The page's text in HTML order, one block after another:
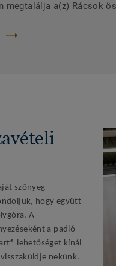
megtalálja a(z) Rácsok
szőnyeg
hogy együtt
A
a padló
lehetőséget kínál
nekünk.